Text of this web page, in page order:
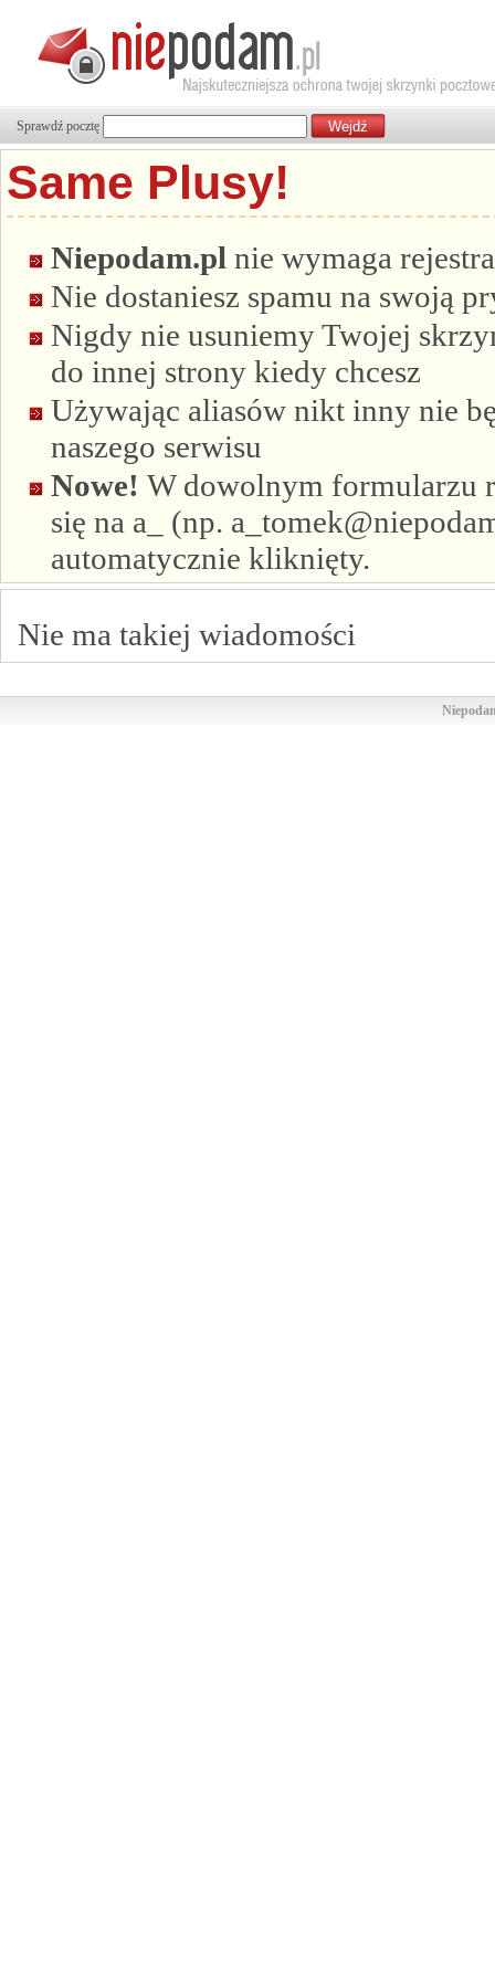
Sprawdź pocztę
Same Plusy!
Niepodam.pl nie wymaga
Nie dostaniesz spamu na swoją
Nigdy nie usuniemy Twojej
do innej strony kiedy chcesz
Używając aliasów nikt inny nie
naszego serwisu
Nowe! W dowolnym formularzu
się na a_ (np.
automatycznie kliknięty.
Nie ma takiej wiadomości